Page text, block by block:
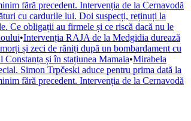
fără precedent. Intervenția de la Cernavodă
cu cardurile lui. Doi suspecți, reținuți la
Ce obligații au firmele și ce riscă dacă nu le
•Intervenția RAJA de la Medgidia durează
și zeci de răniți după un bombardament cu
și în stațiunea Mamaia•Mirabela
Simon Trpčeski aduce pentru prima dată la
fără precedent. Intervenția de la Cernavodă